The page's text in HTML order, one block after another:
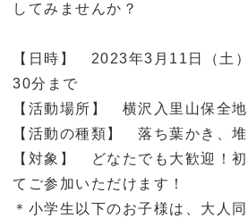
してみませんか？
【日時】 2023年3月11日（土
30分まで
【活動場所】 横沢入里山保全
【活動の種類】 落ち葉かき、堆
【対象】 どなたでも大歓迎！
てご参加いただけます！
＊小学生以下のお子様は、大人